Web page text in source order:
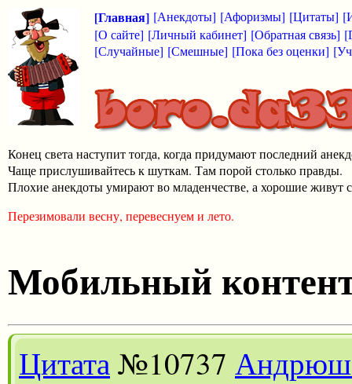
[Главная] [Анекдоты] [Афоризмы] [Цитаты]
[О сайте] [Личный кабинет] [Обратная связь]
[Случайные] [Смешные] [Пока без оценки]
Конец света наступит тогда, когда придумают последний
Чаще прислушивайтесь к шуткам. Там порой столько правды.
Плохие анекдоты умирают во младенчестве, а хорошие живут
Перезимовали весну, перевеснуем и лето.
Мобильный
Цитата№10737